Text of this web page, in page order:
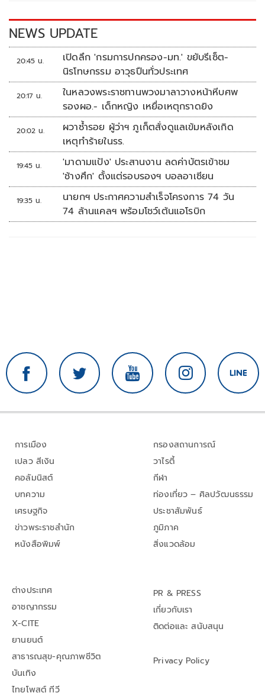
k k
NEWS UPDATE
20:45 น.
เปิดลึก 'กรมการปกครอง-มท.' ขยับรีเซ็ต-
นิรโทษกรรม อาวุธปืนทั่วประเทศ
20:17 น.
ในหลวงพระราชทานพวงมาลาวางหน้าหีบศพ
รองผอ.- เด็กหญิง เหยื่อเหตุกราดยิง
20:02 น.
ผวาซ้ำรอย ผู้ว่าฯ ภูเก็ตสั่งดูแลเข้มหลังเกิด
เหตุทำร้ายในรร.
19:45 น.
'มาดามแป้ง' ประสานงาน ลดค่าบัตรเข้าชม
'ช้างศึก' ตั้งแต่รอบรองฯ บอลอาเซียน
19:35 น.
นายกฯ ประกาศความสำเร็จโครงการ 74 วัน
74 ล้านแคลฯ พร้อมโชว์เต้นแอโรบิก
การเมือง
เปลว สีเงิน
คอลัมนิสต์
บทความ
เศรษฐกิจ
ข่าวพระราชสำนัก
หนังสือพิมพ์
กรองสถานการณ์
วาไรตี้
กีฬา
ท่องเที่ยว – ศิลปวัฒนธรรม
ประชาสัมพันธ์
ภูมิภาค
สิ่งแวดล้อม
ต่างประเทศ
อาชญากรรม
X-CITE
ยานยนต์
สาธารณสุข-คุณภาพชีวิต
บันเทิง
ไทยโพสต์ ทีวี
PR & PRESS
เกี่ยวกับเรา
ติดต่อและ สนับสนุน
Privacy Policy